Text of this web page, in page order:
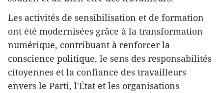
Les activités de sensibilisation et de formation
ont été modernisées grâce à la transformation
numérique, contribuant à renforcer la
conscience politique, le sens des responsabilités
citoyennes et la confiance des travailleurs
envers le Parti, l'État et les organisations